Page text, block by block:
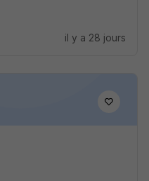
il y a 28 jours